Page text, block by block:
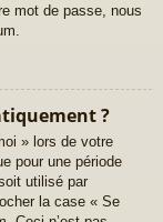
mot de passe, nous
?
» lors de votre
pour une période
utilisé par
la case « Se